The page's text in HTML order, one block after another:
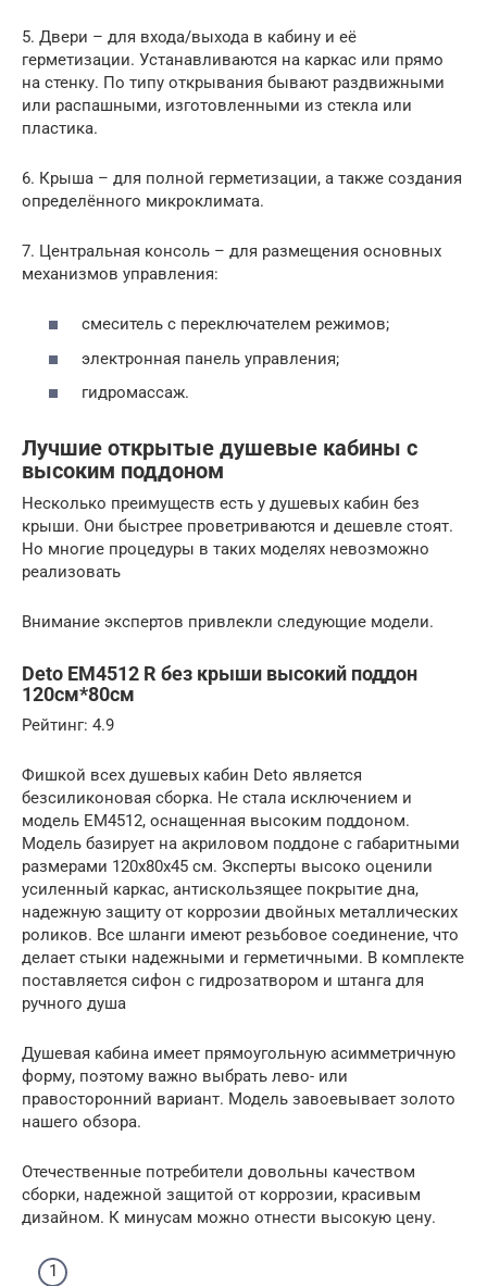
5. Двери – для входа/выхода в кабину и её
герметизации. Устанавливаются на каркас или прямо
на стенку. По типу открывания бывают раздвижными
или распашными, изготовленными из стекла или
пластика.
6. Крыша – для полной герметизации, а также создания
определённого микроклимата.
7. Центральная консоль – для размещения основных
механизмов управления:
смеситель с переключателем режимов;
электронная панель управления;
гидромассаж.
Лучшие открытые душевые кабины с
высоким поддоном
Несколько преимуществ есть у душевых кабин без
крыши. Они быстрее проветриваются и дешевле стоят.
Но многие процедуры в таких моделях невозможно
реализовать
Внимание экспертов привлекли следующие модели.
Deto EM4512 R без крыши высокий поддон
120см*80см
Рейтинг: 4.9
Фишкой всех душевых кабин Deto является
безсиликоновая сборка. Не стала исключением и
модель EM4512, оснащенная высоким поддоном.
Модель базирует на акриловом поддоне с габаритными
размерами 120х80х45 см. Эксперты высоко оценили
усиленный каркас, антискользящее покрытие дна,
надежную защиту от коррозии двойных металлических
роликов. Все шланги имеют резьбовое соединение, что
делает стыки надежными и герметичными. В комплекте
поставляется сифон с гидрозатвором и штанга для
ручного душа
Душевая кабина имеет прямоугольную асимметричную
форму, поэтому важно выбрать лево- или
правосторонний вариант. Модель завоевывает золото
нашего обзора.
Отечественные потребители довольны качеством
сборки, надежной защитой от коррозии, красивым
дизайном. К минусам можно отнести высокую цену.